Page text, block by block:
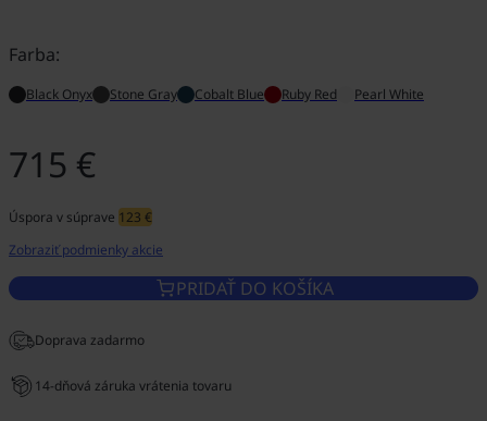
Doprava zadarmo
14-dňová záruka vrátenia tovaru
Farba:
Black Onyx Stone Gray Cobalt Blue Ruby Red Pearl White
715 €
Úspora v súprave 123 €
Zobraziť podmienky akcie
PRIDAŤ DO KOŠÍKA